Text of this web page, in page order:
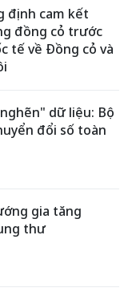
định cam kết
đồng cỏ trước
tế về Đồng cỏ và
dữ liệu: Bộ
đổi số toàn
gia tăng
thư